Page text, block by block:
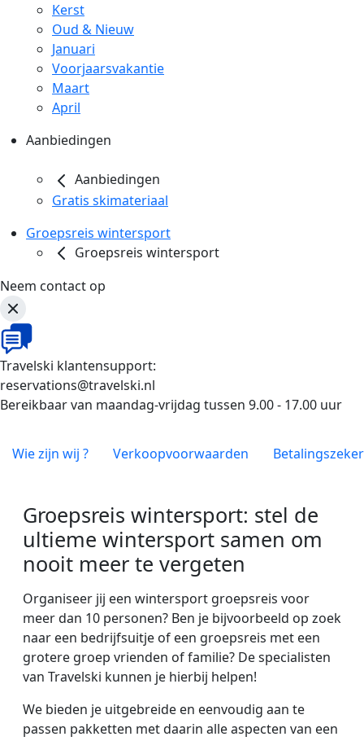
Kerst
Oud & Nieuw
Januari
Voorjaarsvakantie
Maart
April
Aanbiedingen
Aanbiedingen
Gratis skimateriaal
Groepsreis wintersport
Groepsreis wintersport
Neem contact op
Travelski klantensupport:
reservations@travelski.nl
Bereikbaar van maandag-vrijdag tussen 9.00 - 17.00 uur
Wie zijn wij ? Verkoopvoorwaarden
Groepsreis wintersport: stel de
ultieme wintersport samen om
nooit meer te vergeten
Organiseer jij een wintersport groepsreis voor
meer dan 10 personen? Ben je bijvoorbeeld op zoek
naar een bedrijfsuitje of een groepsreis met een
grotere groep vrienden of familie? De specialisten
van Travelski kunnen je hierbij helpen!
We bieden je uitgebreide en eenvoudig aan te
passen pakketten met daarin alle aspecten van een